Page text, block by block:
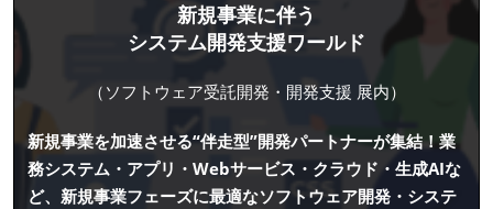
新規事業に伴う
システム開発支援ワールド
（ソフトウェア受託開発・開発支援 展内）
新規事業を加速させる“伴走型”開発パートナーが集結！業
務システム・アプリ・Webサービス・クラウド・生成AIな
ど、新規事業フェーズに最適なソフトウェア開発・システ